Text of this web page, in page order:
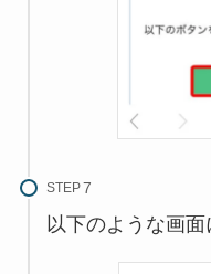
STEP
以下のような画面